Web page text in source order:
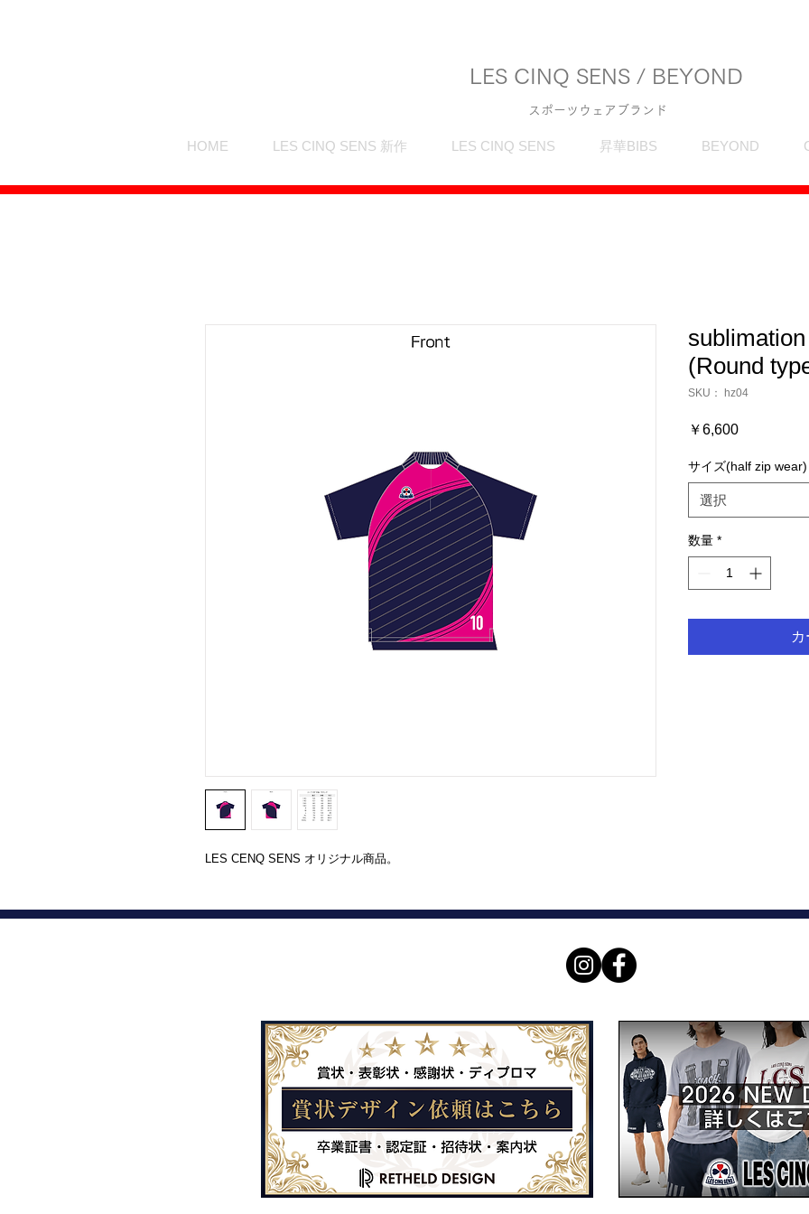
LES CINQ SENS / BEYOND
スポーツウェアブランド
HOME LES CINQ SENS 新作 LES CINQ SENS 昇華BIBS BEYOND
LES CENQ SENS オリジナル商品。
(Round
SKU： hz04
￥6,600価
サイズ(half zip wear)
選択
数量 *